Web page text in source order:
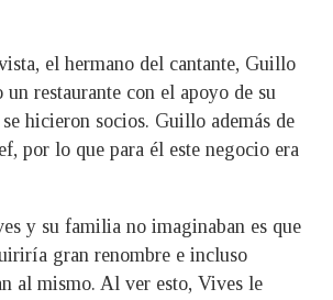
el hermano del cantante, Guillo
un restaurante con el apoyo de su
hicieron socios. Guillo además de
por lo que para él este negocio era
y su familia no imaginaban es que
gran renombre e incluso
al mismo. Al ver esto, Vives le